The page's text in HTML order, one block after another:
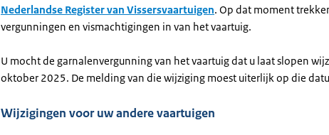
Nederlandse Register van Vissersvaartuigen. Op dat moment
vergunningen en vismachtigingen in van het vaartuig.
U mocht de garnalenvergunning van het vaartuig dat u laat slopen
oktober 2025. De melding van die wijziging moest uiterlijk op die
Wijzigingen voor uw andere vaartuigen